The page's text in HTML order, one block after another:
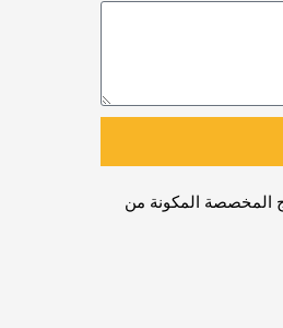
المخصصة المكونة من